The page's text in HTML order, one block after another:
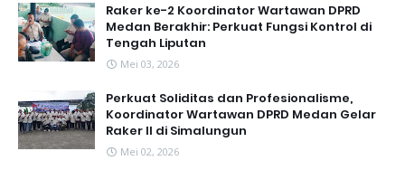
Raker ke-2 Koordinator Wartawan DPRD
Medan Berakhir: Perkuat Fungsi Kontrol di
Tengah Liputan
Mei 03, 2026
Perkuat Soliditas dan Profesionalisme,
Koordinator Wartawan DPRD Medan Gelar
Raker II di Simalungun
Mei 02, 2026